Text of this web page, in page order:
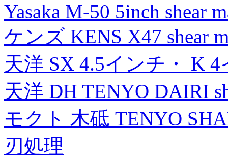
Yasaka M-50 5inch shear
ケンズ KENS X47 shear
天洋 SX 4.5インチ・ K
天洋 DH TENYO DAIRI
モクト 木砥 TENYO
刃処理